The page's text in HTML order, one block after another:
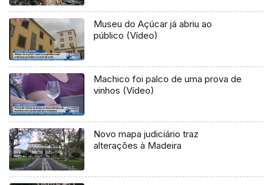
Museu do Açúcar já abriu ao
público (Vídeo)
Machico foi palco de uma prova de
vinhos (Vídeo)
Novo mapa judiciário traz
alterações à Madeira